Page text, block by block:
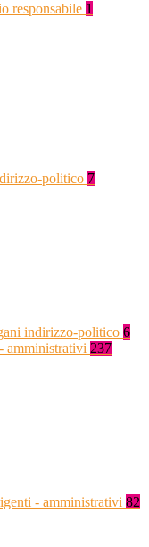
responsabile 1
politico 7
indirizzo-politico 6
amministrativi 237
- amministrativi 82